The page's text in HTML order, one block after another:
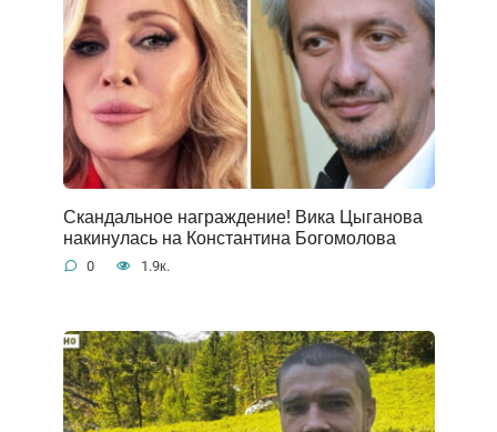
Скандальное награждение! Вика Цыганова
накинулась на Константина Богомолова
0 1.9к.